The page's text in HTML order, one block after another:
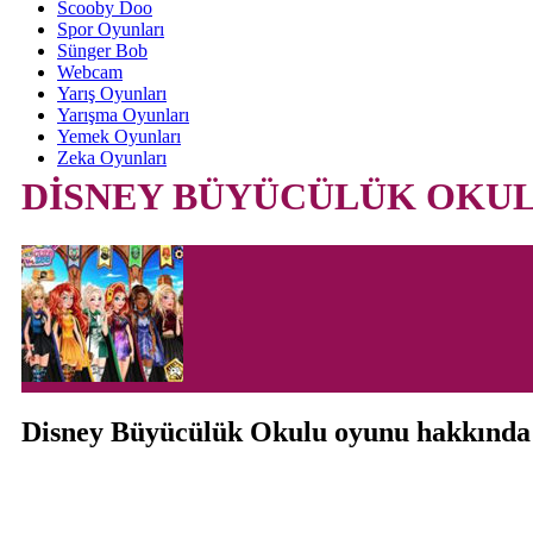
Scooby Doo
Spor Oyunları
Sünger Bob
Webcam
Yarış Oyunları
Yarışma Oyunları
Yemek Oyunları
Zeka Oyunları
DİSNEY BÜYÜCÜLÜK
Disney Büyücülük Okulu oyunu hakkında